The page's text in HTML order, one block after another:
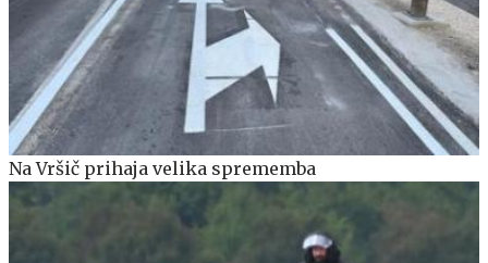
Na Vršič prihaja velika sprememba